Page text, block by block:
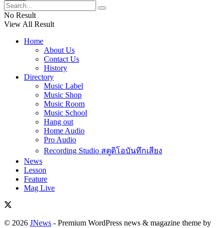
No Result
View All Result
Home
About Us
Contact Us
History
Directory
Music Label
Music Shop
Music Room
Music School
Hang out
Home Audio
Pro Audio
Recording Studio สตูดิโอบันทึกเสียง
News
Lesson
Feature
Mag Live
© 2026 JNews - Premium WordPress news & magazine theme by